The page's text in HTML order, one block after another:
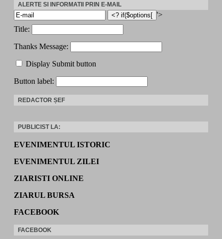
ALERTE SI INFORMATII PRIN E-MAIL
'>
Title:
Thanks Message:
Display Submit button
Button label:
REDACTOR ȘEF
PUBLICIST LA:
EVENIMENTUL ISTORIC
EVENIMENTUL ZILEI
ZIARISTI ONLINE
ZIARUL BURSA
FACEBOOK
FACEBOOK